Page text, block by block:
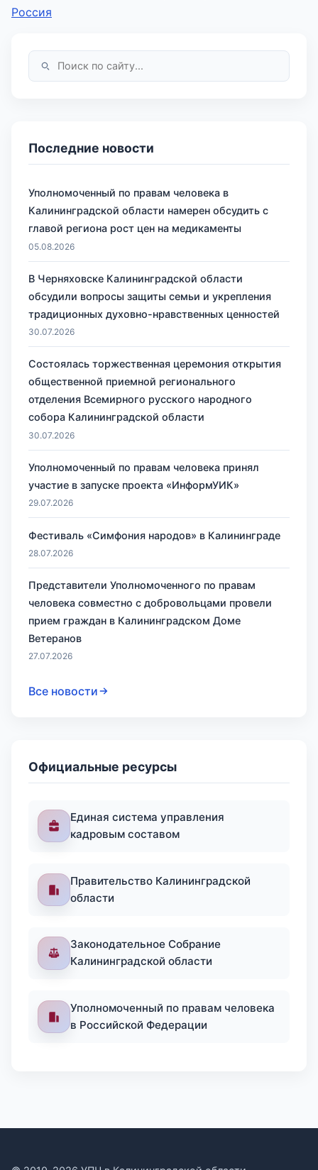
Россия
Последние новости
Уполномоченный по правам человека в
Калининградской области намерен обсудить с
главой региона рост цен на медикаменты
05.08.2026
В Черняховске Калининградской области
обсудили вопросы защиты семьи и укрепления
традиционных духовно-нравственных ценностей
30.07.2026
Состоялась торжественная церемония открытия
общественной приемной регионального
отделения Всемирного русского народного
собора Калининградской области
30.07.2026
Уполномоченный по правам человека принял
участие в запуске проекта «ИнформУИК»
29.07.2026
Фестиваль «Симфония народов» в Калининграде
28.07.2026
Представители Уполномоченного по правам
человека совместно с добровольцами провели
прием граждан в Калининградском Доме
Ветеранов
27.07.2026
Все новости
Официальные ресурсы
Единая система управления
кадровым составом
Правительство Калининградской
области
Законодательное Собрание
Калининградской области
Уполномоченный по правам человека
в Российской Федерации